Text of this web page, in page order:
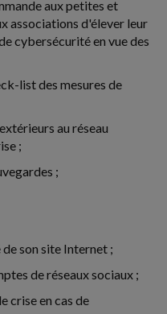
aux petites et
associations d'élever leur
cybersécurité en vue des
list des mesures de
au réseau
;
;
son site Internet ;
de réseaux sociaux ;
crise en cas de